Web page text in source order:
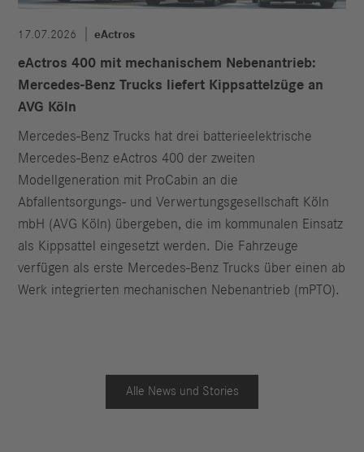
17.07.2026 eActros
eActros 400 mit mechanischem Nebenantrieb:
Mercedes-Benz Trucks liefert Kippsattelzüge an
AVG Köln
Mercedes-Benz Trucks hat drei batterieelektrische
Mercedes-Benz eActros 400 der zweiten
Modellgeneration mit ProCabin an die
Abfallentsorgungs- und Verwertungsgesellschaft Köln
mbH (AVG Köln) übergeben, die im kommunalen Einsatz
als Kippsattel eingesetzt werden. Die Fahrzeuge
verfügen als erste Mercedes-Benz Trucks über einen ab
Werk integrierten mechanischen Nebenantrieb (mPTO).
Alle News und Stories